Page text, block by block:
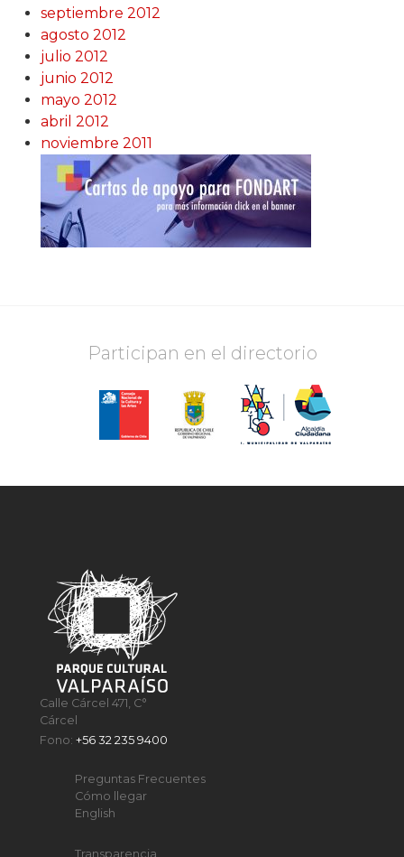
septiembre 2012
agosto 2012
julio 2012
junio 2012
mayo 2012
abril 2012
noviembre 2011
Participan en el directorio
Calle Cárcel 471, C°
Cárcel
Fono:+56 32 235 9400
Preguntas Frecuentes
Cómo llegar
English
Transparencia